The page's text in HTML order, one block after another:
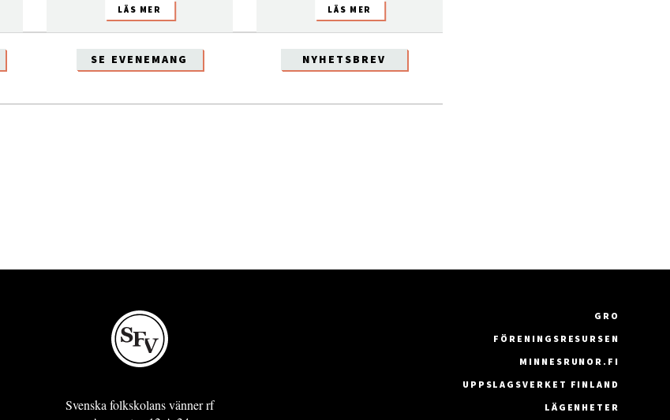
SE EVENEMANG NYHETSBREV
Svenska folkskolans vänner rf
GRO
FÖRENINGSRESURSEN
MINNESRUNOR.FI
UPPSLAGSVERKET FINLAND
LÄGENHETER